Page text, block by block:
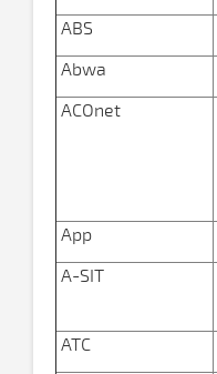
ABS
Abwa
ACOnet
App
A-SIT
ATC